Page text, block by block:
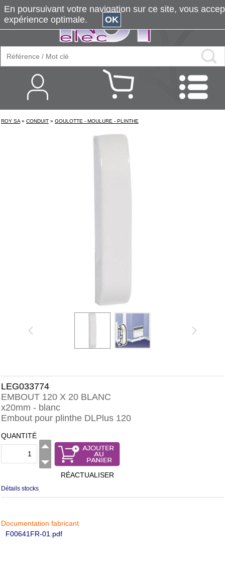
ROY SA » CONDUIT » GOULOTTE - MOULURE - PLINTHE
LEG033774
EMBOUT 120 X 20 BLANC
x20mm - blanc
Embout pour plinthe DLPlus 120
QUANTITÉ
RÉACTUALISER
Détails stocks
Documentation fabricant
F00641FR-01.pdf
En poursuivant votre navigation sur ce site, vous
expérience optimale.
OK